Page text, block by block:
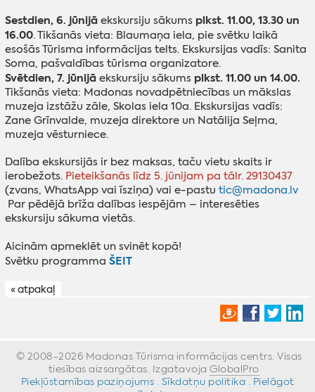
Sestdien, 6. jūnijāekskursiju sākums plkst. 11.00, 13.30 un
16.00. Tikšanās vieta: Blaumaņa iela, pie svētku laikā
esošās Tūrisma informācijas telts. Ekskursijas vadīs: Sanita
Soma, pašvaldības tūrisma organizatore.
Svētdien, 7. jūnijāekskursiju sākumsplkst. 11.00 un 14.00.
Tikšanās vieta: Madonas novadpētniecības un mākslas
muzeja izstāžu zāle, Skolas iela 10a. Ekskursijas vadīs:
Zane Grīnvalde, muzeja direktore un Natālija Seļma,
muzeja vēsturniece.
Dalība ekskursijās ir bez maksas, taču vietu skaits ir
ierobežots. Pieteikšanās līdz 5. jūnijam pa tālr. 29130437
(zvans, WhatsApp vai īsziņa) vai e-pastu tic@madona.lv
Par pēdējā brīža dalības iespējām – interesēties
ekskursiju sākuma vietās.
Aicinām apmeklēt un svinēt kopā!
Svētku programma ŠEIT
« atpakaļ
© 2008-2026 Madonas Tūrisma informācijas centrs. Visas
tiesības aizsargātas. Izgatavoja GlobalPro
Piekļūstamības paziņojums · Sīkdatņu politika · Pielāgot